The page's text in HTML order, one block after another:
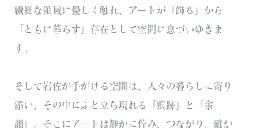
繊細な領域に優しく触れ、アートが「飾る」から
「ともに暮らす」存在として空間に息づいゆきま
す。
そして岩佐が手がける空間は、人々の暮らしに寄り
添い、その中にふと立ち現れる「痕跡」と「余
韻」。そこにアートは静かに佇み、つながり、確か